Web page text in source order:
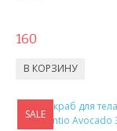
УХОД ЗА
СРЕДСТВА
160
SALE